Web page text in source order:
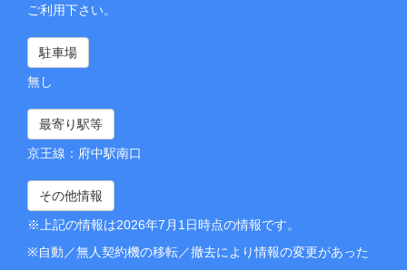
ご利用下さい。
駐車場
無し
最寄り駅等
京王線：府中駅南口
その他情報
※上記の情報は2026年7月1日時点の情報です。
※自動／無人契約機の移転／撤去により情報の変更があった